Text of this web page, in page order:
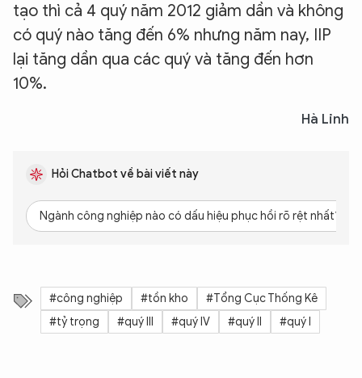
tạo thì cả 4 quý năm 2012 giảm dần và không
có quý nào tăng đến 6% nhưng năm nay, IIP
lại tăng dần qua các quý và tăng đến hơn
10%.
Hà Linh
Hỏi Chatbot về bài viết này
Ngành công nghiệp nào có dấu hiệu phục hồi rõ rệt nhất?
#công nghiệp #tồn kho
#Tổng Cục Thống Kê
#tỷ trọng
#quý III #quý IV #quý II #quý I